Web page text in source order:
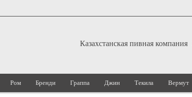
Казахстанская пивная компания
Ром Бренди Граппа Джин Текила Вермут